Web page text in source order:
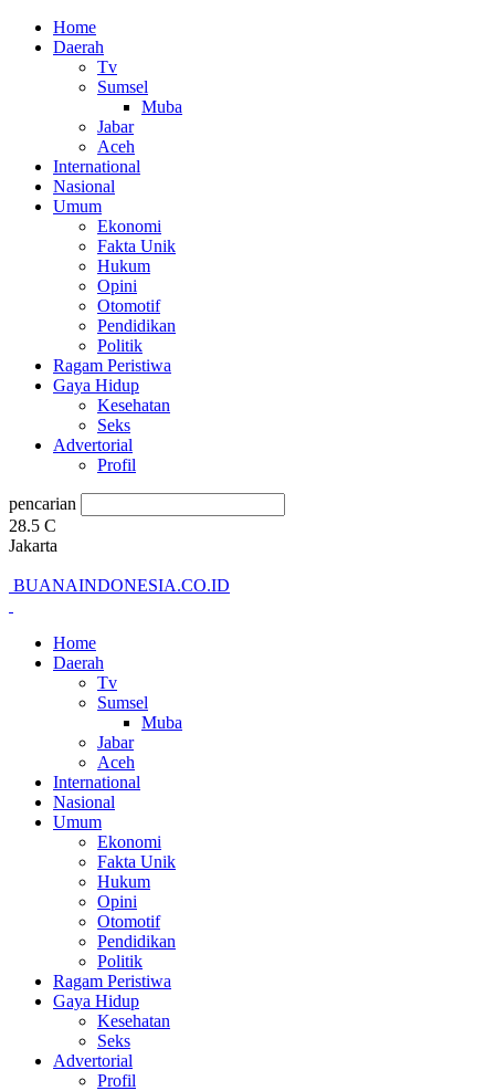
Home
Daerah
Tv
Sumsel
Muba
Jabar
Aceh
International
Nasional
Umum
Ekonomi
Fakta Unik
Hukum
Opini
Otomotif
Pendidikan
Politik
Ragam Peristiwa
Gaya Hidup
Kesehatan
Seks
Advertorial
Profil
pencarian
28.5 C
Jakarta
BUANAINDONESIA.CO.ID
Home
Daerah
Tv
Sumsel
Muba
Jabar
Aceh
International
Nasional
Umum
Ekonomi
Fakta Unik
Hukum
Opini
Otomotif
Pendidikan
Politik
Ragam Peristiwa
Gaya Hidup
Kesehatan
Seks
Advertorial
Profil